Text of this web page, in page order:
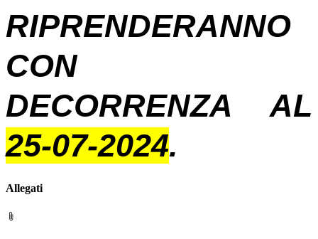
RIPRENDERANNO
CON
DECORRENZA AL
25-07-2024.
Allegati